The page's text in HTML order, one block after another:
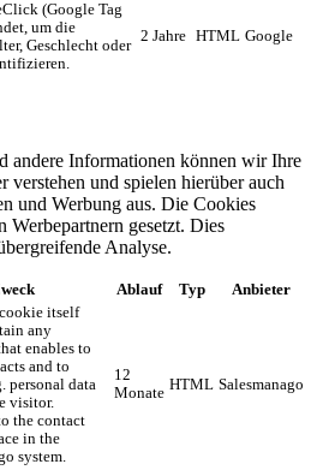
(Google Tag
um die
Geschlecht oder
2 Jahre HTML Google
andere Informationen können wir Ihre
verstehen und spielen hierüber auch
und Werbung aus. ​Die Cookies
Werbepartnern gesetzt. Dies
Analyse.
Ablauf Typ Anbieter
itself
any
enables to
and to
personal data
visitor.
the contact
in the
system.
12
Monate HTML Salesmanago